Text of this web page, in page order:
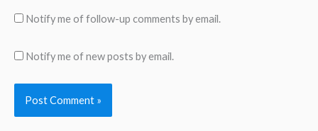
Notify me of follow-up comments by email.
Notify me of new posts by email.